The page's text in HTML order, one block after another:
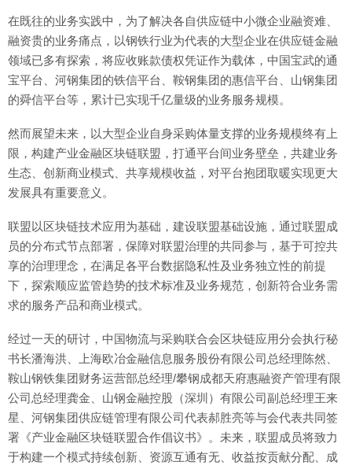
在既往的业务实践中，为了解决各自供应链中小微企业融资难、
融资贵的业务痛点，以钢铁行业为代表的大型企业在供应链金融
领域已多有探索，将应收账款债权凭证作为载体，中国宝武的通
宝平台、河钢集团的铁信平台、鞍钢集团的惠信平台、山钢集团
的舜信平台等，累计已实现千亿量级的业务服务规模。
然而展望未来，以大型企业自身采购体量支撑的业务规模终有上
限，构建产业金融区块链联盟，打通平台间业务壁垒，共建业务
生态、创新商业模式、共享规模收益，对平台抱团取暖实现更大
发展具有重要意义。
联盟以区块链技术应用为基础，建设联盟基础设施，通过联盟成
员的分布式节点部署，保障对联盟治理的共同参与，基于可控共
享的治理理念，在满足各平台数据隐私性及业务独立性的前提
下，探索顺应监管趋势的技术标准及业务规范，创新符合业务需
求的服务产品和商业模式。
经过一天的研讨，中国物流与采购联合会区块链应用分会执行秘
书长潘海洪、上海欧冶金融信息服务股份有限公司总经理陈然、
鞍山钢铁集团财务运营部总经理/攀钢成都天府惠融资产管理有限
公司总经理龚金、山钢金融控股（深圳）有限公司副总经理王来
星、河钢集团供应链管理有限公司代表郝胜亮等与会代表共同签
署《产业金融区块链联盟合作倡议书》。未来，联盟成员将致力
于构建一个模式持续创新、资源互通有无、收益按贡献分配、成